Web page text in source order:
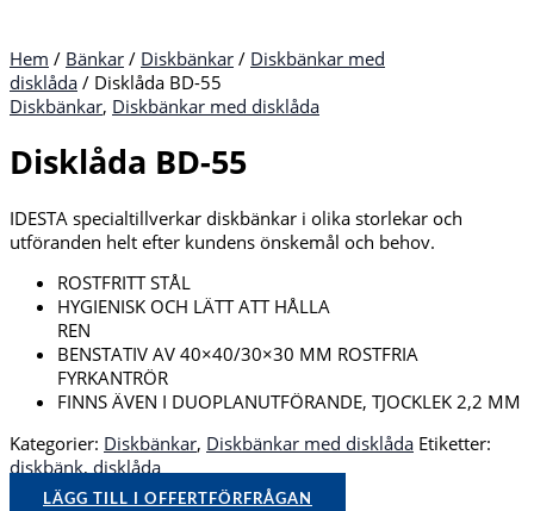
Hem / Bänkar / Diskbänkar / Diskbänkar med
disklåda / Disklåda BD-55
Diskbänkar, Diskbänkar med disklåda
Disklåda BD-55
IDESTA specialtillverkar diskbänkar i olika storlekar och
utföranden helt efter kundens önskemål och behov.
ROSTFRITT STÅL
HYGIENISK OCH LÄTT ATT HÅLLA
REN
BENSTATIV AV 40×40/30×30 MM ROSTFRIA
FYRKANTRÖR
FINNS ÄVEN I DUOPLANUTFÖRANDE, TJOCKLEK 2,2 MM
Kategorier: Diskbänkar, Diskbänkar med disklåda Etiketter:
diskbänk, disklåda
LÄGG TILL I OFFERTFÖRFRÅGAN